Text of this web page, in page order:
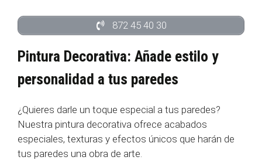
872 45 40 30
Pintura Decorativa: Añade estilo y
personalidad a tus paredes
¿Quieres darle un toque especial a tus paredes?
Nuestra pintura decorativa ofrece acabados
especiales, texturas y efectos únicos que harán de
tus paredes una obra de arte.